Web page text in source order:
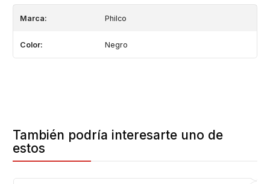
Marca: Philco
Color: Negro
También podría interesarte uno de
estos